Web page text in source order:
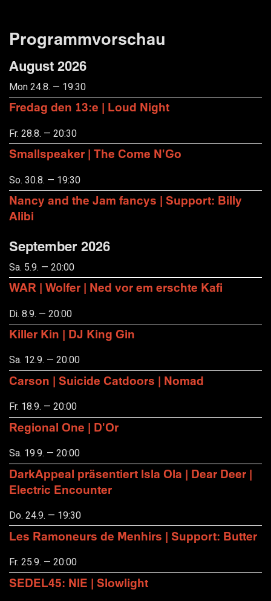
Programmvorschau
August 2026
Mon 24.8. — 19:30
Fredag den 13:e | Loud Night
Fr. 28.8. — 20:30
Smallspeaker | The Come N'Go
So. 30.8. — 19:30
Nancy and the Jam fancys | Support: Billy
Alibi
September 2026
Sa. 5.9. — 20:00
WAR | Wolfer | Ned vor em erschte Kafi
Di. 8.9. — 20:00
Killer Kin | DJ King Gin
Sa. 12.9. — 20:00
Carson | Suicide Catdoors | Nomad
Fr. 18.9. — 20:00
Regional One | D'Or
Sa. 19.9. — 20:00
DarkAppeal präsentiert Isla Ola | Dear Deer |
Electric Encounter
Do. 24.9. — 19:30
Les Ramoneurs de Menhirs | Support: Butter
Fr. 25.9. — 20:00
SEDEL45: NIE | Slowlight